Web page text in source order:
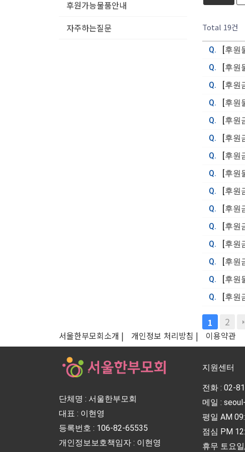
후원가능물품안내
자주하는질문
Total 19건
Q. [후원
Q.
[후원
Q.
[후원
Q.
[후원
Q.
[후원
Q.
[후원
Q.
[후원
Q.
[후원
Q.
[후원
Q.
[후원
Q.
[후원
Q.
[후원
Q.
[후원
Q.
[후원
Q.
[후원
1 2
서울한부모회소개 | 개인정보 처리방침 | 이용약관
단체명 : 서울한부모회
대표 : 이현영
등록번호 : 106-82-65535
개인정보보호책임자 : 이현영
지원센터
전화 : 02-
메일 :
평일 AM
점심 PM
휴무 토요